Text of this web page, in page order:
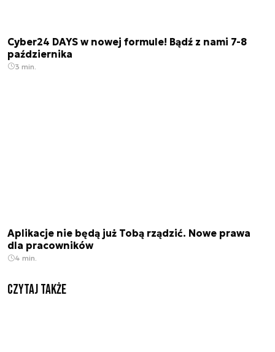
Cyber24 DAYS w nowej formule! Bądź z nami 7-8
października
3 min.
Aplikacje nie będą już Tobą rządzić. Nowe prawa
dla pracowników
4 min.
Czytaj także